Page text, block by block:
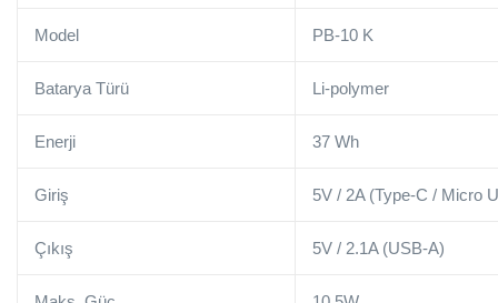
Model PB-10 K
Batarya Türü Li-polymer
Enerji 37 Wh
Giriş 5V / 2A (Type-C / Micro
Çıkış 5V / 2.1A (USB-A)